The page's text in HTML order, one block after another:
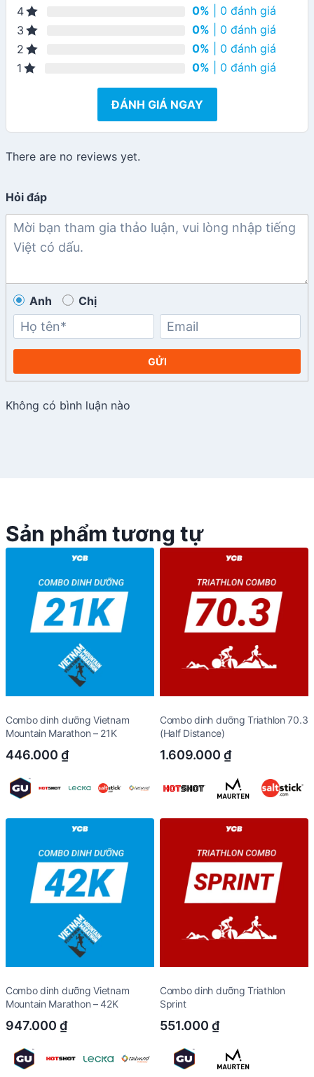
4
0% | 0 đánh giá
3
0% | 0 đánh giá
2
0% | 0 đánh giá
1
0% | 0 đánh giá
ĐÁNH GIÁ NGAY
There are no reviews yet.
Hỏi đáp
Anh Chị
GỬI
Không có bình luận nào
Sản phẩm tương tự
Combo dinh dưỡng Vietnam
Mountain Marathon – 21K
446.000 ₫
Combo dinh dưỡng Triathlon 70.3
(Half Distance)
1.609.000 ₫
Combo dinh dưỡng Vietnam
Mountain Marathon – 42K
947.000 ₫
Combo dinh dưỡng Triathlon
Sprint
551.000 ₫